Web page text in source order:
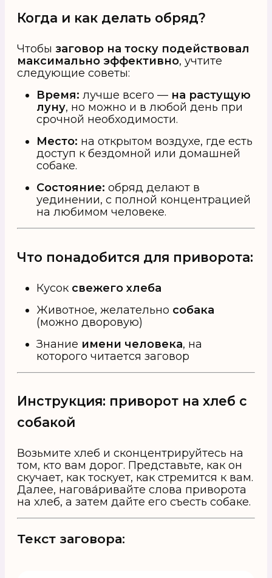
Когда и как делать обряд?
Чтобы заговор на тоску подействовал
максимально эффективно, учтите
следующие советы:
Время: лучше всего — на растущую
луну, но можно и в любой день при
срочной необходимости.
Место: на открытом воздухе, где есть
доступ к бездомной или домашней
собаке.
Состояние: обряд делают в
уединении, с полной концентрацией
на любимом человеке.
Что понадобится для приворота:
Кусок свежего хлеба
Животное, желательно собака
(можно дворовую)
Знание имени человека, на
которого читается заговор
Инструкция: приворот на хлеб с
собакой
Возьмите хлеб и сконцентрируйтесь на
том, кто вам дорог. Представьте, как он
скучает, как тоскует, как стремится к вам.
Далее, нагова́ривайте слова приворота
на хлеб, а затем дайте его съесть собаке.
Текст заговора: